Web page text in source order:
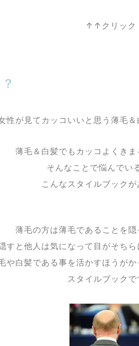
↑↑クリック
性が見てカッコいいと思う薄毛＆
薄毛＆白髪でもカッコよくきま
そんなことで悩んでい
こんなスタイルブックが
薄毛の方は薄毛であることを隠
すと他人は気になって目がそちら
や白髪である事を活かすほうがか
スタイルブックで